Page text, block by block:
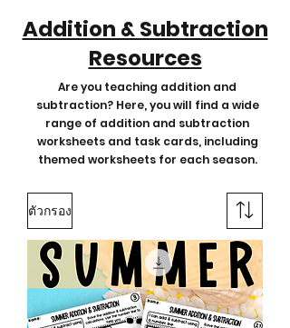
Addition & Subtraction
Resources
Are you teaching addition and
subtraction? Here, you will find a wide
range of addition and subtraction
worksheets and task cards, including
themed worksheets for each season.
ตัวกรอง